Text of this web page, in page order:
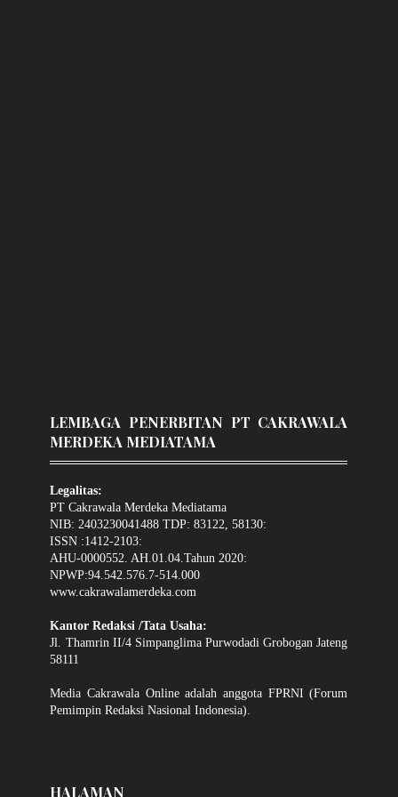
LEMBAGA PENERBITAN PT CAKRAWALA
MERDEKA MEDIATAMA
Legalitas:
PT Cakrawala Merdeka Mediatama
NIB: 2403230041488 TDP: 83122, 58130:
ISSN :1412-2103:
AHU-0000552. AH.01.04.Tahun 2020:
NPWP:94.542.576.7-514.000
www.cakrawalamerdeka.com
Kantor Redaksi /Tata Usaha:
Jl. Thamrin II/4 Simpanglima Purwodadi Grobogan Jateng
58111
Media Cakrawala Online adalah anggota FPRNI (Forum
Pemimpin Redaksi Nasional Indonesia).
HALAMAN